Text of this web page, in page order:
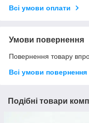
Всі умови оплати
Умови повернення
Повернення товару
Всі умови повернення
Подібні товари